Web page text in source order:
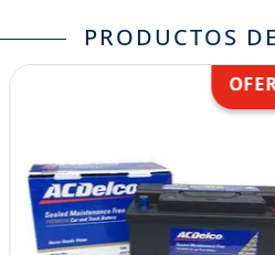
PRODUCTOS